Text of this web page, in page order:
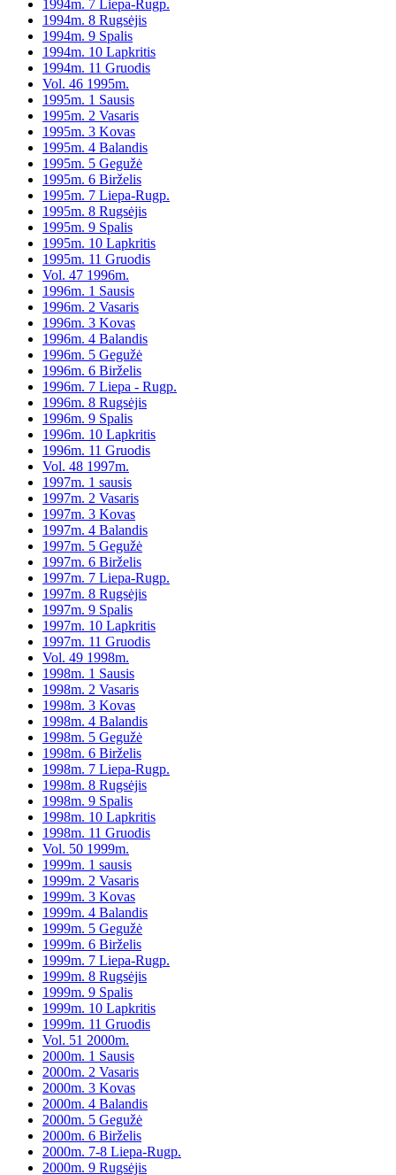
1994m. 7 Liepa-Rugp.
1994m. 8 Rugsėjis
1994m. 9 Spalis
1994m. 10 Lapkritis
1994m. 11 Gruodis
Vol. 46 1995m.
1995m. 1 Sausis
1995m. 2 Vasaris
1995m. 3 Kovas
1995m. 4 Balandis
1995m. 5 Gegužė
1995m. 6 Birželis
1995m. 7 Liepa-Rugp.
1995m. 8 Rugsėjis
1995m. 9 Spalis
1995m. 10 Lapkritis
1995m. 11 Gruodis
Vol. 47 1996m.
1996m. 1 Sausis
1996m. 2 Vasaris
1996m. 3 Kovas
1996m. 4 Balandis
1996m. 5 Gegužė
1996m. 6 Birželis
1996m. 7 Liepa - Rugp.
1996m. 8 Rugsėjis
1996m. 9 Spalis
1996m. 10 Lapkritis
1996m. 11 Gruodis
Vol. 48 1997m.
1997m. 1 sausis
1997m. 2 Vasaris
1997m. 3 Kovas
1997m. 4 Balandis
1997m. 5 Gegužė
1997m. 6 Birželis
1997m. 7 Liepa-Rugp.
1997m. 8 Rugsėjis
1997m. 9 Spalis
1997m. 10 Lapkritis
1997m. 11 Gruodis
Vol. 49 1998m.
1998m. 1 Sausis
1998m. 2 Vasaris
1998m. 3 Kovas
1998m. 4 Balandis
1998m. 5 Gegužė
1998m. 6 Birželis
1998m. 7 Liepa-Rugp.
1998m. 8 Rugsėjis
1998m. 9 Spalis
1998m. 10 Lapkritis
1998m. 11 Gruodis
Vol. 50 1999m.
1999m. 1 sausis
1999m. 2 Vasaris
1999m. 3 Kovas
1999m. 4 Balandis
1999m. 5 Gegužė
1999m. 6 Birželis
1999m. 7 Liepa-Rugp.
1999m. 8 Rugsėjis
1999m. 9 Spalis
1999m. 10 Lapkritis
1999m. 11 Gruodis
Vol. 51 2000m.
2000m. 1 Sausis
2000m. 2 Vasaris
2000m. 3 Kovas
2000m. 4 Balandis
2000m. 5 Gegužė
2000m. 6 Birželis
2000m. 7-8 Liepa-Rugp.
2000m. 9 Rugsėjis